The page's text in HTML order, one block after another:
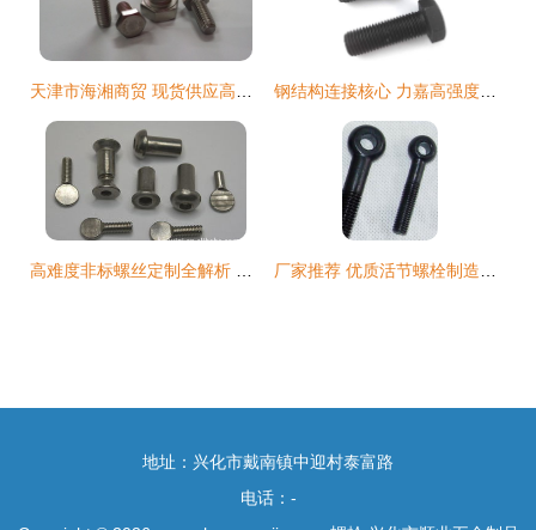
地址：兴化市戴南镇中迎村泰富路
电话：-